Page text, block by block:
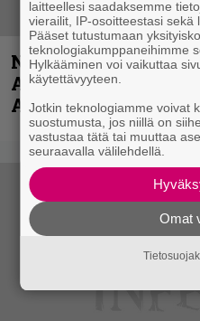
Näin lähtee Ghostin
Accept – menossa
Anthrax- ja Korn-
laitteellesi saadaksemme
vierailit, IP-osoitteestasi sekä
Pääset tutustumaan
teknologiakumppaneihimme
Hylkääminen voi vaikuttaa
käytettävyyteen.
Jotkin teknologiamme voivat
suostumusta, jos niillä on
vastustaa tätä tai muuttaa
seuraavalla välilehdellä.
Omat